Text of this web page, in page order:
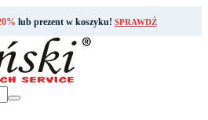
lub prezent w koszyku! SPRAWDŹ